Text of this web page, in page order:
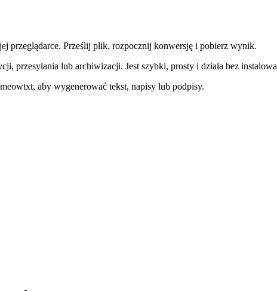
przeglądarce. Prześlij plik, rozpocznij konwersję i pobierz wynik.
przesyłania lub archiwizacji. Jest szybki, prosty i działa bez
aby wygenerować tekst, napisy lub podpisy.